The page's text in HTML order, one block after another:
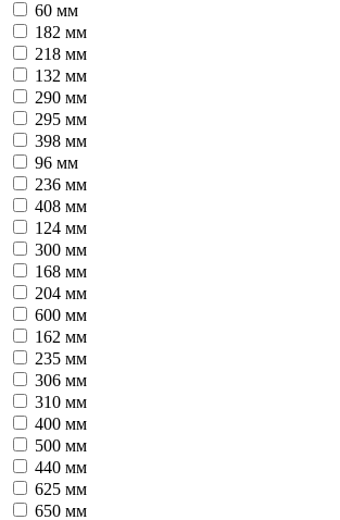
60 мм
182 мм
218 мм
132 мм
290 мм
295 мм
398 мм
96 мм
236 мм
408 мм
124 мм
300 мм
168 мм
204 мм
600 мм
162 мм
235 мм
306 мм
310 мм
400 мм
500 мм
440 мм
625 мм
650 мм